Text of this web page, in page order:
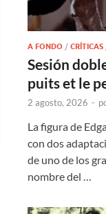
A FONDO /CRÍTICAS
Sesión
puits et le
2 agosto, 2026 -
La figura de
con dos
de uno de los
nombre del …